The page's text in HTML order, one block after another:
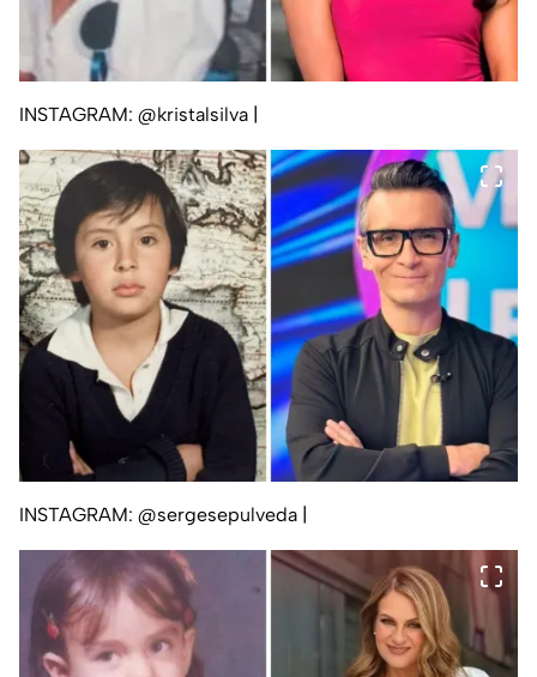
INSTAGRAM: @kristalsilva |
INSTAGRAM: @sergesepulveda |